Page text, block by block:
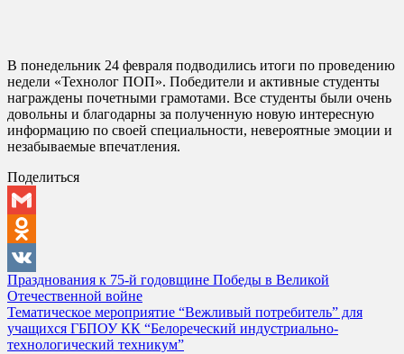
В понедельник 24 февраля подводились итоги по проведению
недели «Технолог ПОП». Победители и активные студенты
награждены почетными грамотами. Все студенты были очень
довольны и благодарны за полученную новую интересную
информацию по своей специальности, невероятные эмоции и
незабываемые впечатления.
Поделиться
Gmail
Odnoklassniki
VK
Навигация
по
записям
Празднования к 75-й годовщине Победы в Великой
Отечественной войне
Тематическое мероприятие “Вежливый потребитель” для
учащихся ГБПОУ КК “Белореческий индустриально-
технологический техникум”